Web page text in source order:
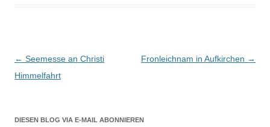
Beitragsnavigation
← Seemesse an Christi
Himmelfahrt
Fronleichnam in Aufkirchen →
DIESEN BLOG VIA E-MAIL ABONNIEREN